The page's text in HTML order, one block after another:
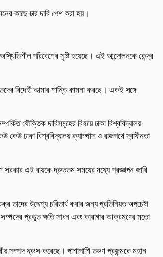
কাছে চার দাবি পেশ করা হয়।
পরিবেশের সৃষ্টি হয়েছে। এই আন্দোলনকে কেন্দ্র
বিদেহী আত্মার শান্তি কামনা করছে। একই সঙ্গে
যৌক্তিক দাবিসমূহের বিষয়ে ঢাকা বিশ্ববিদ্যালয়
ঢাকা বিশ্ববিদ্যালয় ক্যাম্পাস ও রাজপথে স্বাধীনতা
সরকার এই রায়কে দ্রুততম সময়ের মধ্যে প্রজ্ঞাপন জারি
তাদের উদ্দেশ্য চরিতার্থ করার জন্য প্রতিনিয়ত অপচেষ্টা
ও সম্পদের প্রভূত ক্ষতি সাধন এবং কারাগার আক্রমণের মতো
সম্পদ ধ্বংস করেছে। পাশাপাশি তরুণ প্রজন্মকে মহান